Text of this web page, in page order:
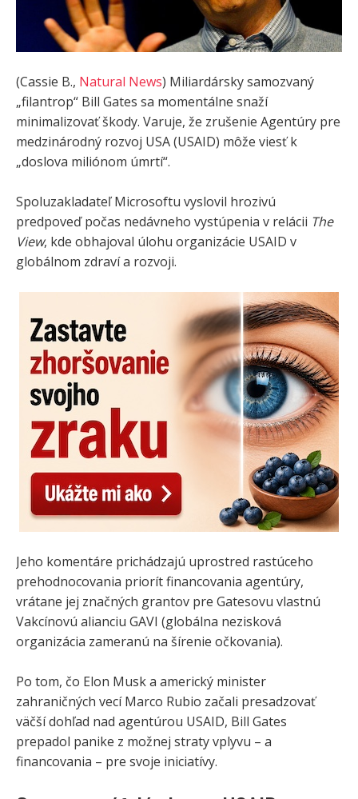
(Cassie B., Natural News) Miliardársky samozvaný
„filantrop“ Bill Gates sa momentálne snaží
minimalizovať škody. Varuje, že zrušenie Agentúry pre
medzinárodný rozvoj USA (USAID) môže viesť k
„doslova miliónom úmrtí“.
Spoluzakladateľ Microsoftu vyslovil hrozivú
predpoveď počas nedávneho vystúpenia v relácii The
View, kde obhajoval úlohu organizácie USAID v
globálnom zdraví a rozvoji.
Jeho komentáre prichádzajú uprostred rastúceho
prehodnocovania priorít financovania agentúry,
vrátane jej značných grantov pre Gatesovu vlastnú
Vakcínovú alianciu GAVI (globálna nezisková
organizácia zameranú na šírenie očkovania).
Po tom, čo Elon Musk a americký minister
zahraničných vecí Marco Rubio začali presadzovať
väčší dohľad nad agentúrou USAID, Bill Gates
prepadol panike z možnej straty vplyvu – a
financovania – pre svoje iniciatívy.